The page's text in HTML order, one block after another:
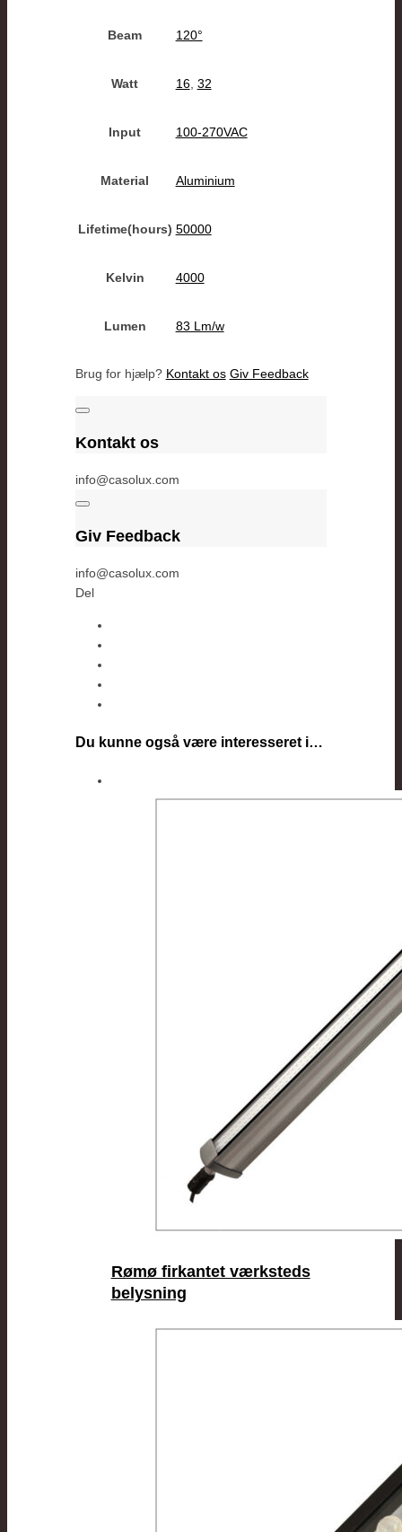
Beam 120°
Watt 16, 32
Input 100-270VAC
Material Aluminium
Lifetime(hours) 50000
Kelvin 4000
Lumen 83 Lm/w
Brug for hjælp? Kontakt os Giv Feedback
Kontakt os
info@casolux.com
Giv Feedback
info@casolux.com
Del
Du kunne også være interesseret i…
Rømø firkantet værksteds
belysning